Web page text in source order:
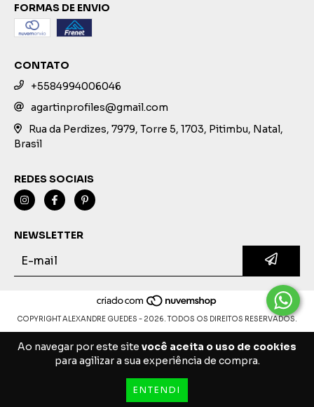
Ao navegar por este site você aceita o uso de cookies
para agilizar a sua experiência de compra.
ENTENDI
FORMAS DE ENVIO
CONTATO
+5584994006046
agartinprofiles@gmail.com
Rua da Perdizes, 7979, Torre 5, 1703, Pitimbu, Natal,
Brasil
REDES SOCIAIS
NEWSLETTER
COPYRIGHT ALEXANDRE GUEDES - 2026. TODOS OS DIREITOS RESERVADOS.